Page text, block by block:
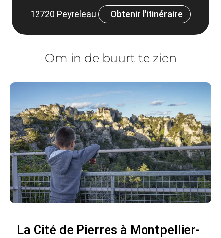
12720 Peyreleau
Obtenir l'itinéraire
Om in de buurt te zien
La Cité de Pierres à Montpellier-